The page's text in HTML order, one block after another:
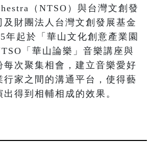
（NTSO）與台灣文創發
及財團法人台灣文創發展基金
年起於「華山文化創意產業園
「華山論樂」音樂講座與
每次聚集相會，建立音樂愛好
行家之間的溝通平台，使得藝
得到相輔相成的效果。